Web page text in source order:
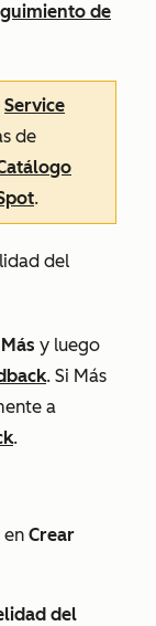
de
Service
de
.
del
Más y luego
. Si Más
a
.
en Crear
del